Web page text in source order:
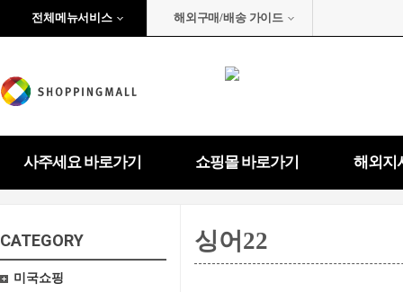
전체메뉴서비스 해외구매/배송 가이드
사주세요 바로가기 쇼핑몰 바로가기 해외지
CATEGORY
미국쇼핑
싱어22